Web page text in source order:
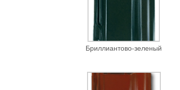
Бриллиантово-зеленый